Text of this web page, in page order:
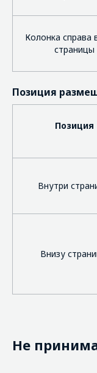
Колонка справа
страницы
Позиция
Позиция
Внутри
Внизу
Не
Плохо